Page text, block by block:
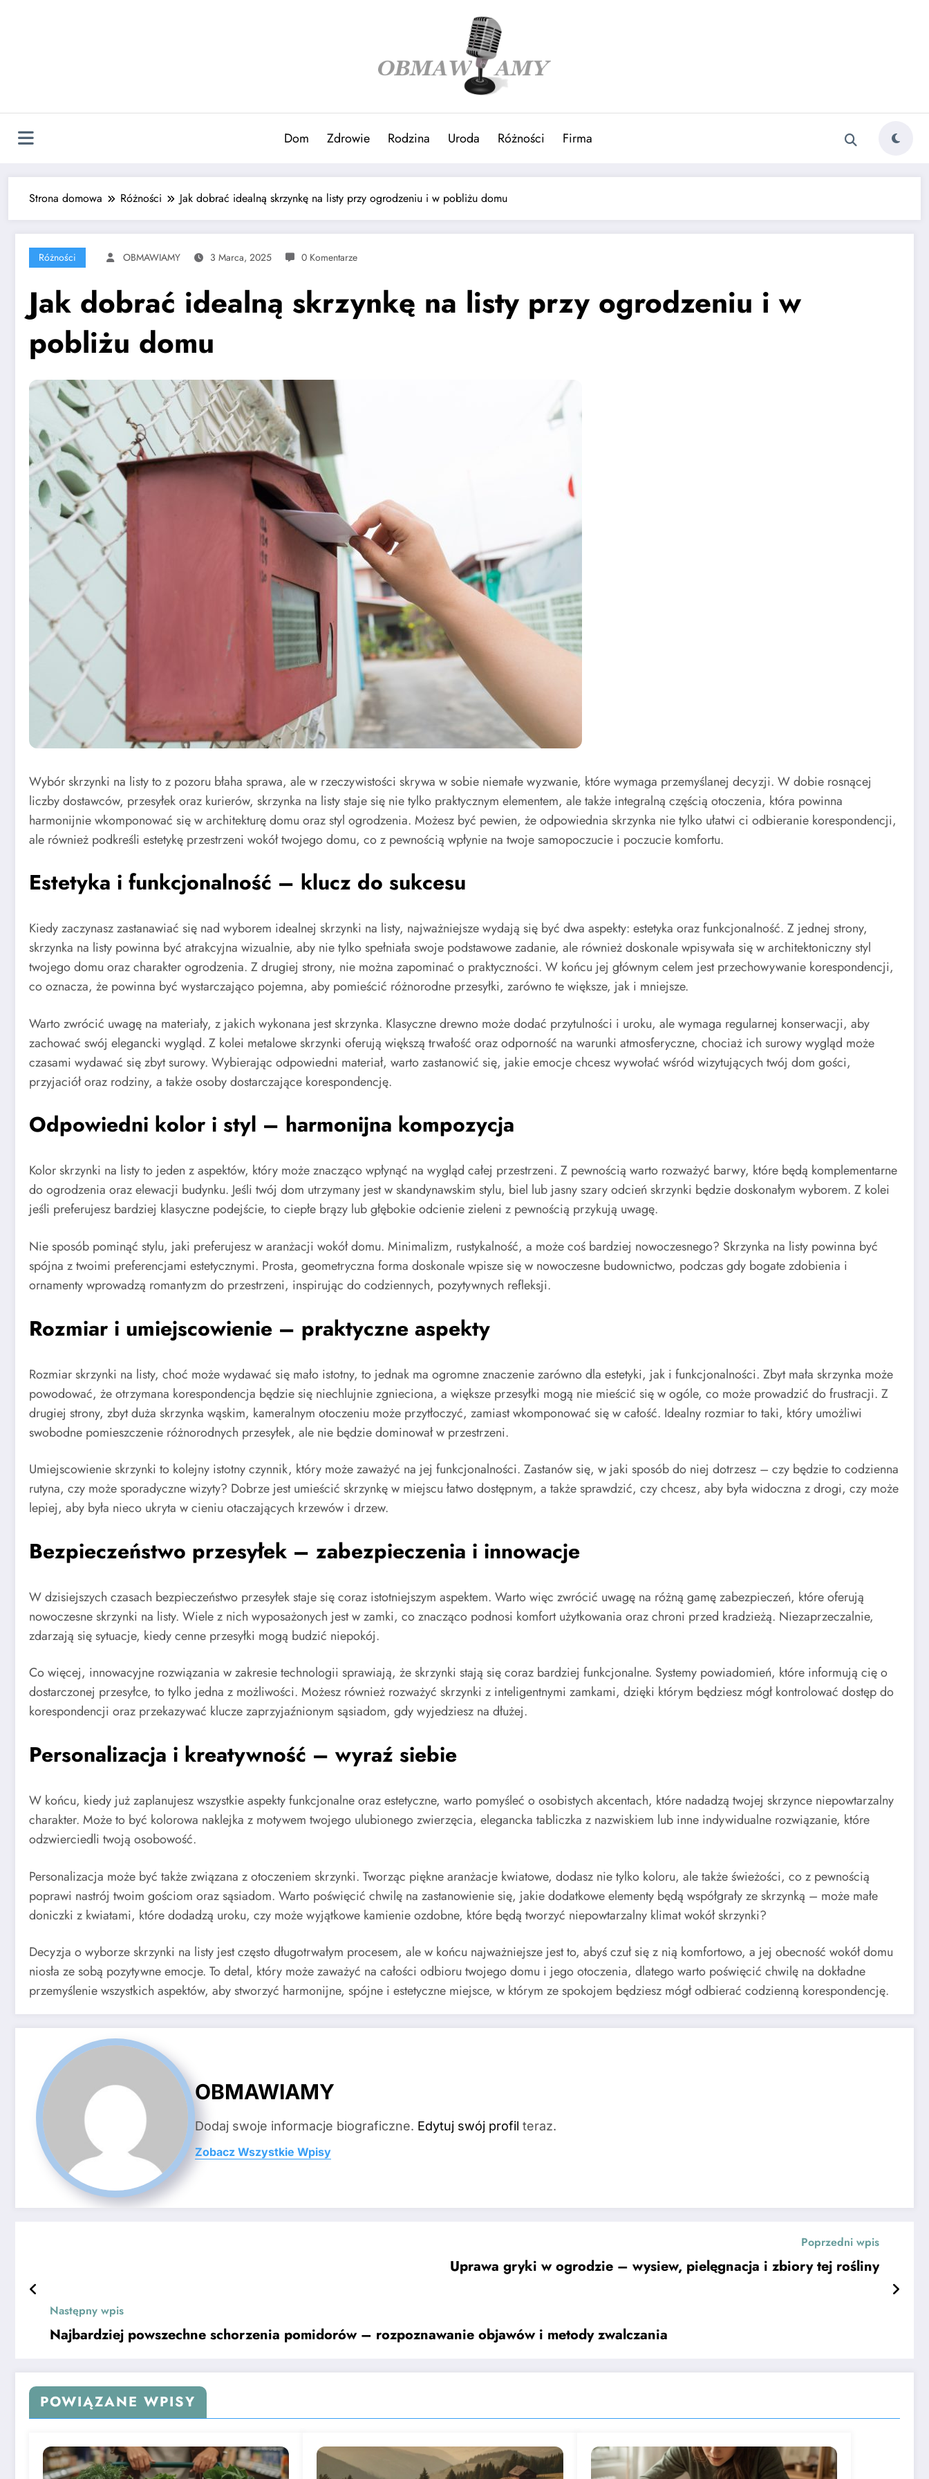
Dom Zdrowie Rodzina Uroda Różności Firma
Strona domowa Różności Jak dobrać idealną skrzynkę na listy przy ogrodzeniu i w pobliżu domu
Różności OBMAWIAMY 3 Marca, 2025 0 Komentarze
Jak dobrać idealną skrzynkę na listy przy ogrodzeniu i w
pobliżu domu
Wybór skrzynki na listy to z pozoru błaha sprawa, ale w rzeczywistości skrywa w sobie niemałe wyzwanie, które wymaga przemyślanej decyzji. W dobie rosnącej
liczby dostawców, przesyłek oraz kurierów, skrzynka na listy staje się nie tylko praktycznym elementem, ale także integralną częścią otoczenia, która powinna
harmonijnie wkomponować się w architekturę domu oraz styl ogrodzenia. Możesz być pewien, że odpowiednia skrzynka nie tylko ułatwi ci odbieranie korespondencji,
ale również podkreśli estetykę przestrzeni wokół twojego domu, co z pewnością wpłynie na twoje samopoczucie i poczucie komfortu.
Estetyka i funkcjonalność – klucz do sukcesu
Kiedy zaczynasz zastanawiać się nad wyborem idealnej skrzynki na listy, najważniejsze wydają się być dwa aspekty: estetyka oraz funkcjonalność. Z jednej strony,
skrzynka na listy powinna być atrakcyjna wizualnie, aby nie tylko spełniała swoje podstawowe zadanie, ale również doskonale wpisywała się w architektoniczny styl
twojego domu oraz charakter ogrodzenia. Z drugiej strony, nie można zapominać o praktyczności. W końcu jej głównym celem jest przechowywanie korespondencji,
co oznacza, że powinna być wystarczająco pojemna, aby pomieścić różnorodne przesyłki, zarówno te większe, jak i mniejsze.
Warto zwrócić uwagę na materiały, z jakich wykonana jest skrzynka. Klasyczne drewno może dodać przytulności i uroku, ale wymaga regularnej konserwacji, aby
zachować swój elegancki wygląd. Z kolei metalowe skrzynki oferują większą trwałość oraz odporność na warunki atmosferyczne, chociaż ich surowy wygląd może
czasami wydawać się zbyt surowy. Wybierając odpowiedni materiał, warto zastanowić się, jakie emocje chcesz wywołać wśród wizytujących twój dom gości,
przyjaciół oraz rodziny, a także osoby dostarczające korespondencję.
Odpowiedni kolor i styl – harmonijna kompozycja
Kolor skrzynki na listy to jeden z aspektów, który może znacząco wpłynąć na wygląd całej przestrzeni. Z pewnością warto rozważyć barwy, które będą komplementarne
do ogrodzenia oraz elewacji budynku. Jeśli twój dom utrzymany jest w skandynawskim stylu, biel lub jasny szary odcień skrzynki będzie doskonałym wyborem. Z kolei
jeśli preferujesz bardziej klasyczne podejście, to ciepłe brązy lub głębokie odcienie zieleni z pewnością przykują uwagę.
Nie sposób pominąć stylu, jaki preferujesz w aranżacji wokół domu. Minimalizm, rustykalność, a może coś bardziej nowoczesnego? Skrzynka na listy powinna być
spójna z twoimi preferencjami estetycznymi. Prosta, geometryczna forma doskonale wpisze się w nowoczesne budownictwo, podczas gdy bogate zdobienia i
ornamenty wprowadzą romantyzm do przestrzeni, inspirując do codziennych, pozytywnych refleksji.
Rozmiar i umiejscowienie – praktyczne aspekty
Rozmiar skrzynki na listy, choć może wydawać się mało istotny, to jednak ma ogromne znaczenie zarówno dla estetyki, jak i funkcjonalności. Zbyt mała skrzynka może
powodować, że otrzymana korespondencja będzie się niechlujnie zgnieciona, a większe przesyłki mogą nie mieścić się w ogóle, co może prowadzić do frustracji. Z
drugiej strony, zbyt duża skrzynka wąskim, kameralnym otoczeniu może przytłoczyć, zamiast wkomponować się w całość. Idealny rozmiar to taki, który umożliwi
swobodne pomieszczenie różnorodnych przesyłek, ale nie będzie dominował w przestrzeni.
Umiejscowienie skrzynki to kolejny istotny czynnik, który może zaważyć na jej funkcjonalności. Zastanów się, w jaki sposób do niej dotrzesz – czy będzie to codzienna
rutyna, czy może sporadyczne wizyty? Dobrze jest umieścić skrzynkę w miejscu łatwo dostępnym, a także sprawdzić, czy chcesz, aby była widoczna z drogi, czy może
lepiej, aby była nieco ukryta w cieniu otaczających krzewów i drzew.
Bezpieczeństwo przesyłek – zabezpieczenia i innowacje
W dzisiejszych czasach bezpieczeństwo przesyłek staje się coraz istotniejszym aspektem. Warto więc zwrócić uwagę na różną gamę zabezpieczeń, które oferują
nowoczesne skrzynki na listy. Wiele z nich wyposażonych jest w zamki, co znacząco podnosi komfort użytkowania oraz chroni przed kradzieżą. Niezaprzeczalnie,
zdarzają się sytuacje, kiedy cenne przesyłki mogą budzić niepokój.
Co więcej, innowacyjne rozwiązania w zakresie technologii sprawiają, że skrzynki stają się coraz bardziej funkcjonalne. Systemy powiadomień, które informują cię o
dostarczonej przesyłce, to tylko jedna z możliwości. Możesz również rozważyć skrzynki z inteligentnymi zamkami, dzięki którym będziesz mógł kontrolować dostęp do
korespondencji oraz przekazywać klucze zaprzyjaźnionym sąsiadom, gdy wyjedziesz na dłużej.
Personalizacja i kreatywność – wyraź siebie
W końcu, kiedy już zaplanujesz wszystkie aspekty funkcjonalne oraz estetyczne, warto pomyśleć o osobistych akcentach, które nadadzą twojej skrzynce niepowtarzalny
charakter. Może to być kolorowa naklejka z motywem twojego ulubionego zwierzęcia, elegancka tabliczka z nazwiskiem lub inne indywidualne rozwiązanie, które
odzwierciedli twoją osobowość.
Personalizacja może być także związana z otoczeniem skrzynki. Tworząc piękne aranżacje kwiatowe, dodasz nie tylko koloru, ale także świeżości, co z pewnością
poprawi nastrój twoim gościom oraz sąsiadom. Warto poświęcić chwilę na zastanowienie się, jakie dodatkowe elementy będą współgrały ze skrzynką – może małe
doniczki z kwiatami, które dodadzą uroku, czy może wyjątkowe kamienie ozdobne, które będą tworzyć niepowtarzalny klimat wokół skrzynki?
Decyzja o wyborze skrzynki na listy jest często długotrwałym procesem, ale w końcu najważniejsze jest to, abyś czuł się z nią komfortowo, a jej obecność wokół domu
niosła ze sobą pozytywne emocje. To detal, który może zaważyć na całości odbioru twojego domu i jego otoczenia, dlatego warto poświęcić chwilę na dokładne
przemyślenie wszystkich aspektów, aby stworzyć harmonijne, spójne i estetyczne miejsce, w którym ze spokojem będziesz mógł odbierać codzienną korespondencję.
OBMAWIAMY
Dodaj swoje informacje biograficzne. Edytuj swój profil teraz.
Zobacz Wszystkie Wpisy
Poprzedni wpis
Uprawa gryki w ogrodzie – wysiew, pielęgnacja i zbiory tej rośliny
Następny wpis
Najbardziej powszechne schorzenia pomidorów – rozpoznawanie objawów i metody zwalczania
POWIĄZANE WPISY